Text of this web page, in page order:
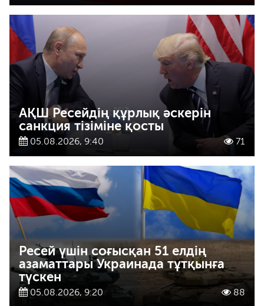
АҚШ Ресейдің құрлық әскерін
санкция тізіміне қосты
05.08.2026, 9:40 71
Ресей үшін соғысқан 51 елдің
азаматтары Украинада тұтқынға
түскен
05.08.2026, 9:20 88